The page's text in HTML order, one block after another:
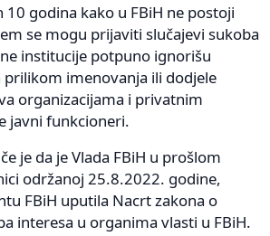
10 godina kako u FBiH ne postoji
se mogu prijaviti slučajevi sukoba
institucije potpuno ignorišu
prilikom imenovanja ili dodjele
organizacijama i privatnim
javni funkcioneri.
je da je Vlada FBiH u prošlom
održanoj 25.8.2022. godine,
FBiH uputila Nacrt zakona o
interesa u organima vlasti u FBiH.